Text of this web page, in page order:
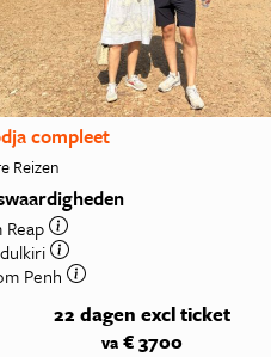
compleet
Reizen
Reap
Penh
22 dagen excl ticket
va€ 3700